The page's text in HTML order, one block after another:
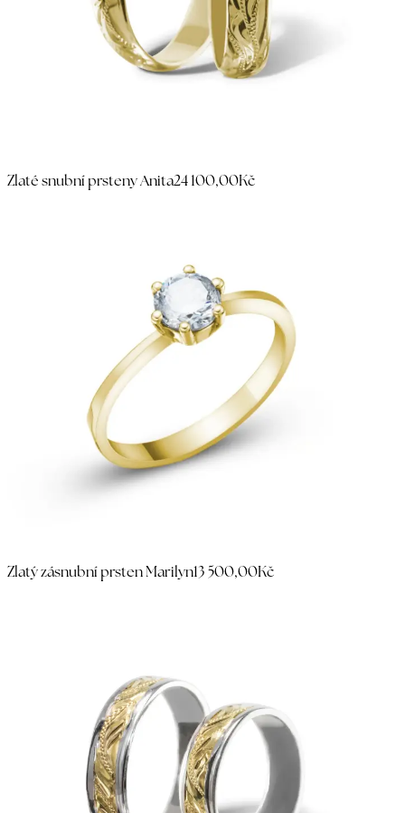
Zlaté snubní prsteny Anita24 100,00Kč
Zlatý zásnubní prsten Marilyn13 500,00Kč